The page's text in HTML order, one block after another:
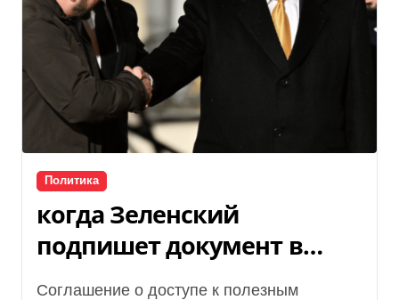
Политика
когда Зеленский
подпишет документ в
США
Соглашение о доступе к полезным